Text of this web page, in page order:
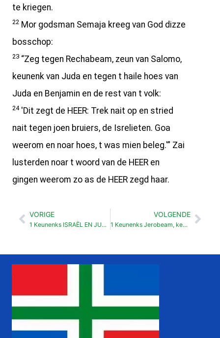
te kriegen.
22 Mor godsman Semaja kreeg van God dizze
bosschop:
23 “Zeg tegen Rechabeam, zeun van Salomo,
keunenk van Juda en tegen t haile hoes van
Juda en Benjamin en de rest van t volk:
24'Dit zegt de HEER: Trek nait op en stried
nait tegen joen bruiers, de Isrelieten. Goa
weerom en noar hoes, t was mien beleg.'” Zai
lusterden noar t woord van de HEER en
gingen weerom zo as de HEER zegd haar.
Vorige
VORIGE
1 Keunenks ISRAËL EN JUDA
VOLGENDE
1 Keunenks Jerobeam, keunenk van Israël (12:25-32)